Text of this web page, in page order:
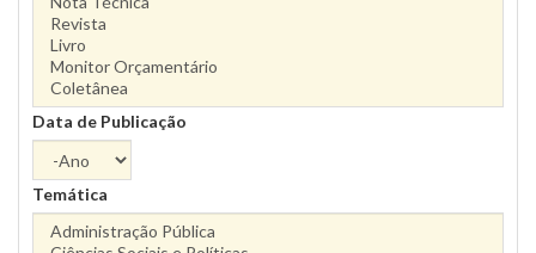
Data de Publicação
Ano
Temática